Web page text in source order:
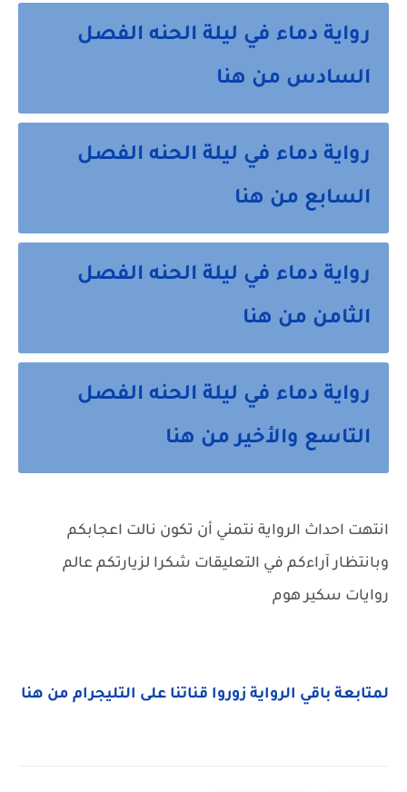
رواية دماء في ليلة الحنه الفصل
السادس من هنا
رواية دماء في ليلة الحنه الفصل
السابع من هنا
رواية دماء في ليلة الحنه الفصل
الثامن من هنا
رواية دماء في ليلة الحنه الفصل
التاسع والأخير من هنا
انتهت احداث الرواية نتمني أن تكون نالت اعجابكم
وبانتظار آراءكم في التعليقات شكرا لزيارتكم عالم
روايات سكير هوم
لمتابعة باقي الرواية زوروا قناتنا على التليجرام من هنا